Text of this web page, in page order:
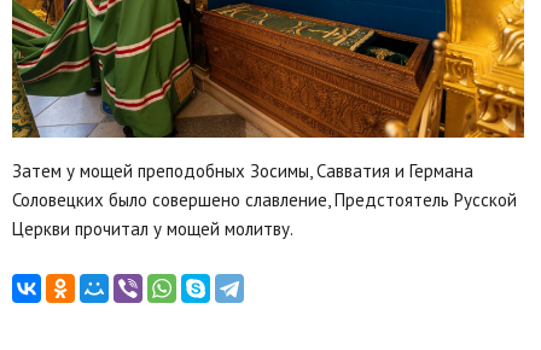
Затем у мощей преподобных Зосимы, Савватия и Германа
Соловецких было совершено славление, Предстоятель Русской
Церкви прочитал у мощей молитву.